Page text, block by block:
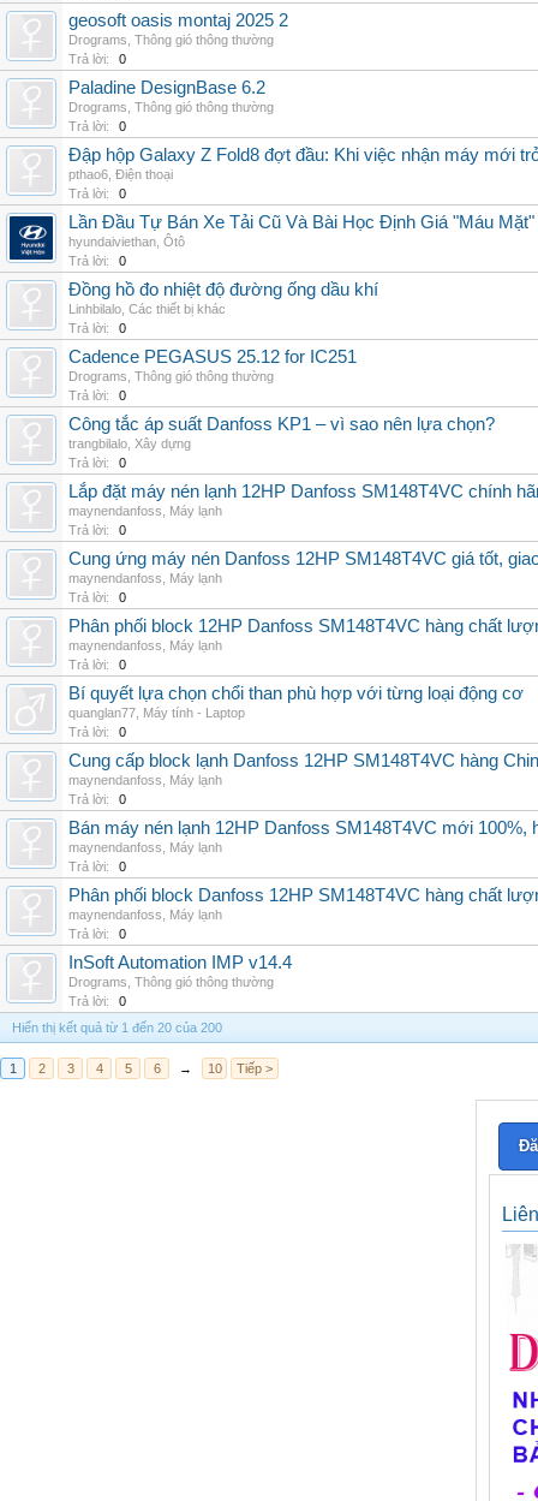
geosoft oasis montaj 2025 2
Drograms Thông gió thông thường
Trả lời:
0
Paladine DesignBase 6.2
Drograms Thông gió thông thường
Trả lời:
0
Đập hộp Galaxy Z Fold8 đợt đầu: Khi việc nhận máy mới
pthao6 Điện thoại
Trả lời:
0
Lần Đầu Tự Bán Xe Tải Cũ Và Bài Học Định Giá "Máu
hyundaiviethan Ôtô
Trả lời:
0
Đồng hồ đo nhiệt độ đường ống dầu khí
Linhbilalo Các thiết bị khác
Trả lời:
0
Cadence PEGASUS 25.12 for IC251
Drograms Thông gió thông thường
Trả lời:
0
Công tắc áp suất Danfoss KP1 – vì sao nên lựa chọn?
trangbilalo Xây dựng
Trả lời:
0
Lắp đặt máy nén lạnh 12HP Danfoss SM148T4VC chính
maynendanfoss
Máy lạnh
Trả lời:
0
Cung ứng máy nén Danfoss 12HP SM148T4VC giá tốt,
maynendanfoss
Máy lạnh
Trả lời:
0
Phân phối block 12HP Danfoss SM148T4VC hàng chất
maynendanfoss
Máy lạnh
Trả lời:
0
Bí quyết lựa chọn chổi than phù hợp với từng loại động cơ
quanglan77 Máy tính - Laptop
Trả lời:
0
Cung cấp block lạnh Danfoss 12HP SM148T4VC hàng
maynendanfoss
Máy lạnh
Trả lời:
0
Bán máy nén lạnh 12HP Danfoss SM148T4VC mới
maynendanfoss
Máy lạnh
Trả lời:
0
Phân phối block Danfoss 12HP SM148T4VC hàng chất
maynendanfoss
Máy lạnh
Trả lời:
0
InSoft Automation IMP v14.4
Drograms Thông gió thông thường
Trả lời:
0
Hiển thị kết quả từ 1 đến 20 của 200
1 2 3 4 5 6 → 10 Tiếp >